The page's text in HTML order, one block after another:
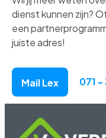
dienst kunnen zijn?
een
juiste adres!
Mail Lex 071 -